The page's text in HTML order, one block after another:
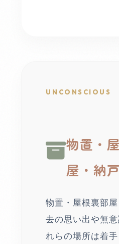
UNCONSCIOUS
物置・
屋・納戸
物置・屋根裏部
去の思い出や無
れらの場所は着